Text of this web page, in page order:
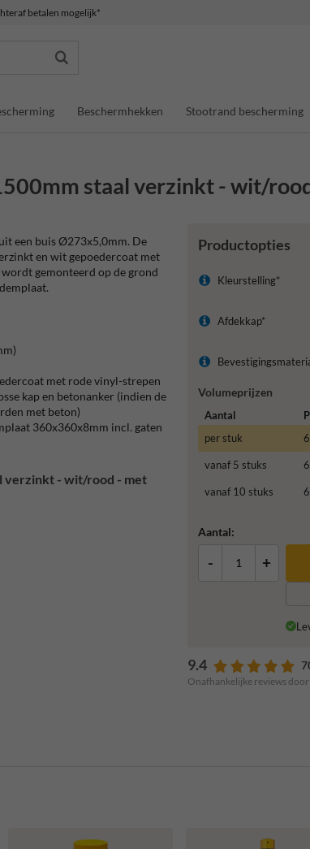
betalen mogelijk*
Beschermhekken Stootrand bescherming
staal verzinkt - wit/
Productopties
Kleurstelling*
Afdekkap*
Volumeprijzen
Aantal
per stuk
vanaf 5 stuks
vanaf 10 stuks
Aantal:
- +
9.4
Onafhankelijke reviews
een buis Ø273x5,0mm. De
en wit gepoedercoat met
gemonteerd op de grond
met rode vinyl-strepen
kap en betonanker (indien de
met beton)
360x360x8mm incl. gaten
verzinkt - wit/rood - met